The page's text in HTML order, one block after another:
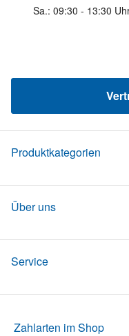
Sa.: 09:30 - 13:30
Produktkategorien
Über uns
Service
Zahlarten im Shop